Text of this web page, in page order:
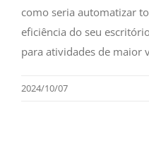
como seria automatizar
eficiência do seu
para atividades de maior
2024/10/07